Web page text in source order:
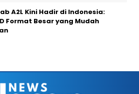
A2L Kini Hadir di Indonesia:
Format Besar yang Mudah